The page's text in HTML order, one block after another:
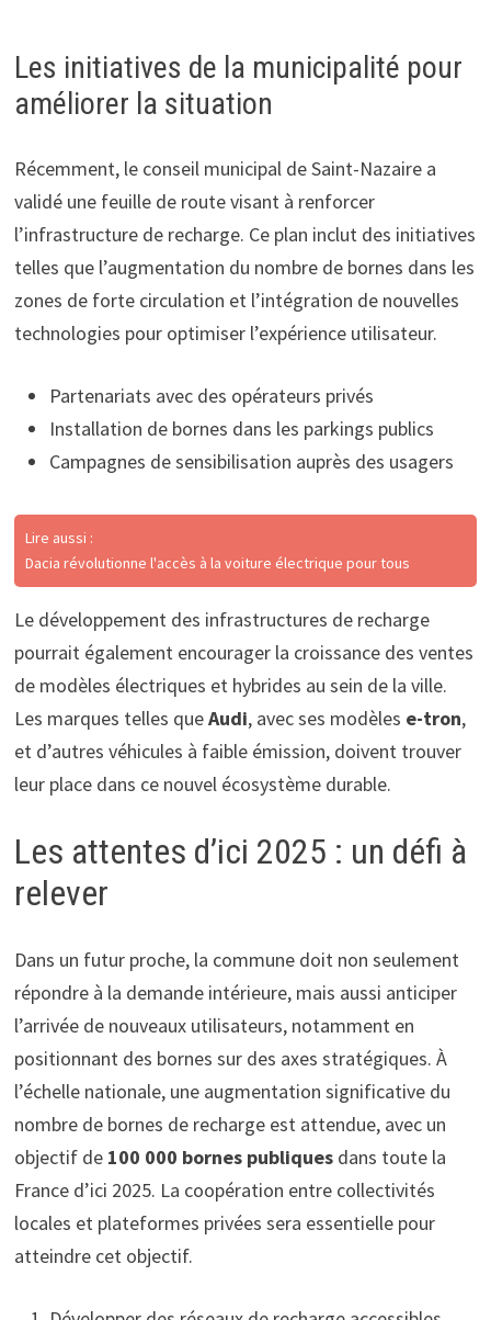
Les initiatives de la municipalité pour
améliorer la situation
Récemment, le conseil municipal de Saint-Nazaire a
validé une feuille de route visant à renforcer
l’infrastructure de recharge. Ce plan inclut des initiatives
telles que l’augmentation du nombre de bornes dans les
zones de forte circulation et l’intégration de nouvelles
technologies pour optimiser l’expérience utilisateur.
Partenariats avec des opérateurs privés
Installation de bornes dans les parkings publics
Campagnes de sensibilisation auprès des usagers
Lire aussi :
Dacia révolutionne l'accès à la voiture électrique pour tous
Le développement des infrastructures de recharge
pourrait également encourager la croissance des ventes
de modèles électriques et hybrides au sein de la ville.
Les marques telles queAudi, avec ses modèles e-tron,
et d’autres véhicules à faible émission, doivent trouver
leur place dans ce nouvel écosystème durable.
Les attentes d’ici 2025 : un défi à
relever
Dans un futur proche, la commune doit non seulement
répondre à la demande intérieure, mais aussi anticiper
l’arrivée de nouveaux utilisateurs, notamment en
positionnant des bornes sur des axes stratégiques. À
l’échelle nationale, une augmentation significative du
nombre de bornes de recharge est attendue, avec un
objectif de 100 000 bornes publiquesdans toute la
France d’ici 2025. La coopération entre collectivités
locales et plateformes privées sera essentielle pour
atteindre cet objectif.